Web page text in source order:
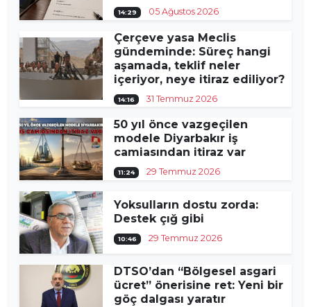
14:29 05 Ağustos 2026
Çerçeve yasa Meclis
gündeminde: Süreç hangi
aşamada, teklif neler
içeriyor, neye itiraz ediliyor?
14:16 31 Temmuz 2026
50 yıl önce vazgeçilen
modele Diyarbakır iş
camiasından itiraz var
11:24 29 Temmuz 2026
Yoksulların dostu zorda:
Destek çığ gibi
10:46 29 Temmuz 2026
DTSO’dan “Bölgesel asgari
ücret” önerisine ret: Yeni bir
göç dalgası yaratır